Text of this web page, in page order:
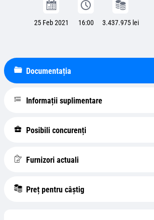
25 Feb 2021 16:00 3.437.975 lei
Documentația
Informații suplimentare
Posibili concurenți
Furnizori actuali
Preț pentru câștig